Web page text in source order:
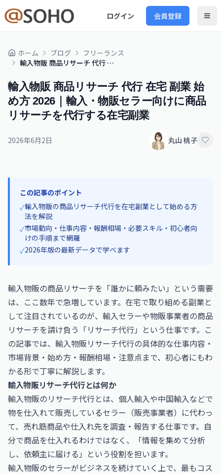
ログイン 会員登録
ホーム ブログ
フリーランス
輸入物販 商品リサーチ 代行 在宅 副業 始め方 2026｜輸入・物販セラー向けに商品リサーチを代行する在宅副業
輸入物販 商品リサーチ 代行 在宅 副業 始
め方 2026｜輸入・物販セラー向けに商品
リサーチを代行する在宅副業
2026年6月2日 丸山 桃子
この記事のポイント
✓輸入物販の商品リサーチ代行を在宅副業として始める方
法を解説
✓市場動向・仕事内容・報酬相場・必要スキル・初心者向
けの手順まで網羅
✓2026年版の最新データで学べます
輸入物販の商品リサーチを「誰かに頼みたい」という需要
は、ここ数年で急増しています。在宅で取り組める副業と
して注目されているのが、輸入セラーや物販事業者の商品
リサーチを請け負う「リサーチ代行」という仕事です。こ
の記事では、輸入物販リサーチ代行の具体的な仕事内容・
市場背景・始め方・報酬相場・注意点まで、初心者にもわ
かる形で丁寧に解説します。
輸入物販リサーチ代行とは何か
輸入物販のリサーチ代行とは、個人輸入や中国輸入などで
物を仕入れて販売しているセラー（販売事業者）に代わっ
て、売れ筋商品や仕入れ先を調査・報告する仕事です。自
分で商品を仕入れるわけではなく、「情報を集めて分析
し、依頼主に届ける」という役割を担います。
輸入物販のセラーがビジネスを続けていく上で、最もコス